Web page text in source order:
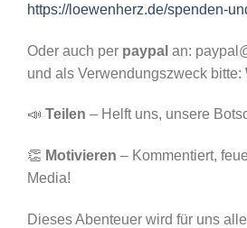
https://loewenherz.de/spenden-
Oder auch per paypal an:
und als Verwendungszweck bitte:
📣 Teilen – Helft uns, unsere
👏 Motivieren – Kommentiert,
Media!
Dieses Abenteuer wird für uns